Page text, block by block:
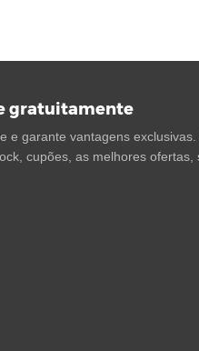
gratuitamente
e garante vantagens exclusivas.
cupões, as melhores ofertas,